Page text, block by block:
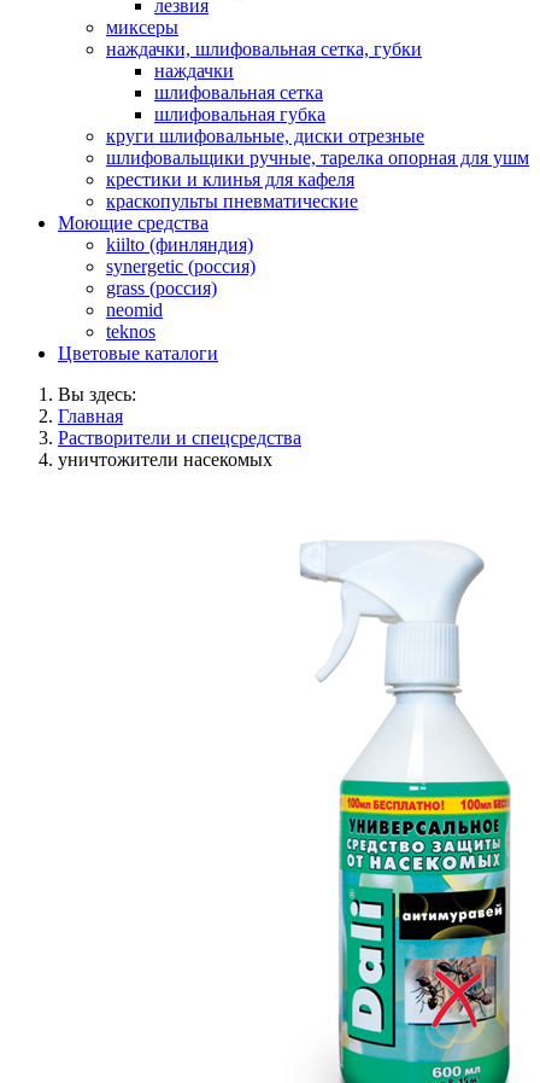
лезвия
миксеры
наждачки, шлифовальная сетка, губки
наждачки
шлифовальная сетка
шлифовальная губка
круги шлифовальные, диски отрезные
шлифовальщики ручные, тарелка опорная для ушм
крестики и клинья для кафеля
краскопульты пневматические
Моющие средства
kiilto (финляндия)
synergetic (россия)
grass (россия)
neomid
teknos
Цветовые каталоги
Вы здесь:
Главная
Растворители и спецсредства
уничтожители насекомых